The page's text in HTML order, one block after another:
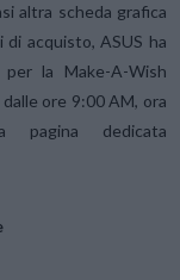
altra scheda grafica
acquisto, ASUS ha
per la Make-A-Wish
ore 9:00 AM, ora
dedicata